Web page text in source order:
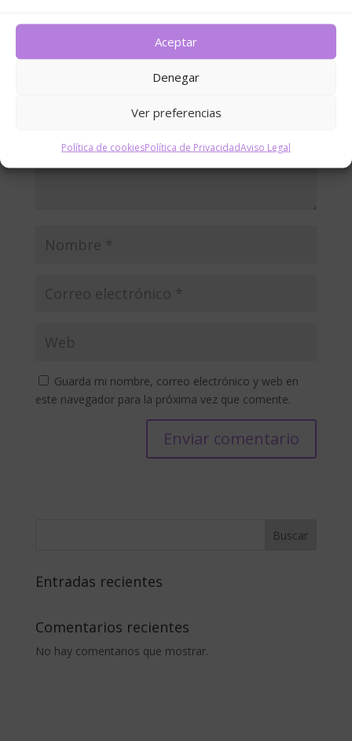
Aceptar
Denegar
Ver preferencias
Política de cookiesPolítica de PrivacidadAviso Legal
Tu dirección de correo electrónico no será publicada.
Los campos obligatorios están marcados con*
Guarda mi nombre, correo electrónico y web en
este navegador para la próxima vez que comente.
Buscar
Entradas recientes
Comentarios recientes
No hay comentarios que mostrar.